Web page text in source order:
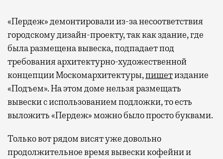
«Пердеж» демонтировали из-за несоответствия
городскому дизайн-проекту, так как здание, где
была размещена вывеска, подпадает под
требования архитектурно-художественной
концепции Москомархитектуры,пишетиздание
«Подъем». На этом доме нельзя размещать
вывески с использованием подложки, то есть
выложить «Пердеж» можно было просто буквами.
Только вот рядом висят уже довольно
продолжительное время вывески кофейни и